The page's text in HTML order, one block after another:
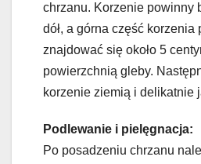
chrzanu. Korzenie powinny
dół, a górna część korzenia
znajdować się około 5
powierzchnią gleby.
korzenie ziemią i delikatnie
Podlewanie i pielęgnacja:
Po posadzeniu chrzanu